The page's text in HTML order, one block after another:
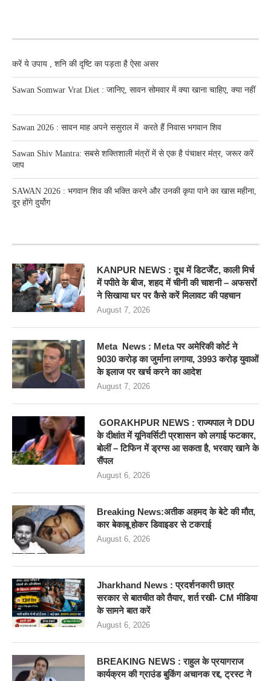
करें ये उपाय , शनि की दृष्टि का पड़ता है ऐसा असर
Sawan Somwar Vrat Diet : जानिए, सावन सोमवार में क्या खाना चाहिए, क्या नहीं
Sawan 2026 : सावन माह अपने ससुराल में करते हैं निवास भगवान शिव
Sawan Shiv Mantra: सबसे शक्तिशाली मंत्रों में से एक है पंचाक्षर मंत्र, जरूर करें
जाप
SAWAN 2026 : भगवान शिव की भक्ति करने और उनकी कृपा पाने का खास महीना,
दूर होंगे दुर्योग
KANPUR NEWS : दूध में डिटर्जेंट, काली मिर्च
में पपीते के बीज, शहद में चीनी की चाशनी – अफसरों
ने सिखाया घर पर कैसे करें मिलावट की पहचान
August 7, 2026
Meta News : Meta पर अमेरिकी कोर्ट ने
9030 करोड़ का जुर्माना लगाया, 3993 करोड़ युवाओं
के इलाज पर खर्च करने का आदेश
August 7, 2026
GORAKHPUR NEWS : राज्यपाल ने DDU
के दीक्षांत में यूनिवर्सिटी प्रशासन को लगाई फटकार,
बोलीं – टिफिन में ड्रग्स आ सकता है, भरवाए खाने के
सैंपल
August 6, 2026
Breaking News:अतीक अहमद के बेटे की मौत,
कार बेकाबू होकर डिवाइडर से टकराई
August 6, 2026
Jharkhand News : प्रदर्शनकारी छात्र
सरकार से बातचीत को तैयार, शर्त रखी- CM मीडिया
के सामने बात करें
August 6, 2026
BREAKING NEWS : राहुल के प्रयागराज
कार्यक्रम की ग्राउंड बुकिंग अचानक रद्द, ट्रस्ट ने